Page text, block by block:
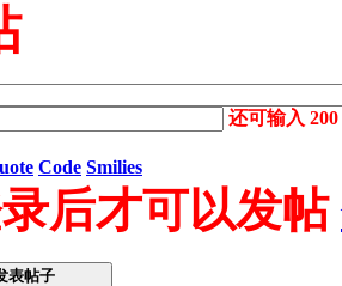
还可输入200
Code Smilies
后才可以发帖
表帖子